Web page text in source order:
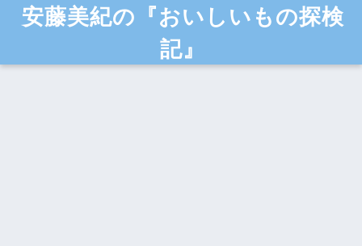
安藤美紀の『おいしいもの探検
記』